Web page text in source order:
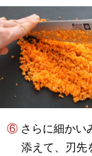
⑥ さらに細かい
添えて、刃先